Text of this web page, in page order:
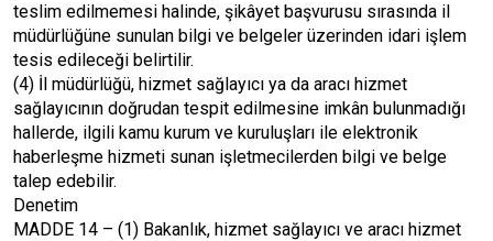
teslim edilmemesi halinde, şikâyet başvurusu sırasında il
müdürlüğüne sunulan bilgi ve belgeler üzerinden idari işlem
tesis edileceği belirtilir.
(4) İl müdürlüğü, hizmet sağlayıcı ya da aracı hizmet
sağlayıcının doğrudan tespit edilmesine imkân bulunmadığı
hallerde, ilgili kamu kurum ve kuruluşları ile elektronik
haberleşme hizmeti sunan işletmecilerden bilgi ve belge
talep edebilir.
Denetim
MADDE 14 – (1) Bakanlık, hizmet sağlayıcı ve aracı hizmet